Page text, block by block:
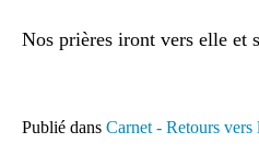
Nos prières iront vers elle et
Publié dans Carnet - Retours vers